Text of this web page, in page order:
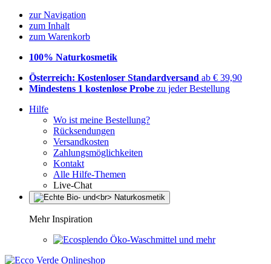
zur Navigation
zum Inhalt
zum Warenkorb
100% Naturkosmetik
Österreich: Kostenloser Standardversand ab € 39,90
Mindestens 1 kostenlose Probe zu jeder Bestellung
Hilfe
Wo ist meine Bestellung?
Rücksendungen
Versandkosten
Zahlungsmöglichkeiten
Kontakt
Alle Hilfe-Themen
Live-Chat
Mehr Inspiration
Öko-Waschmittel und mehr